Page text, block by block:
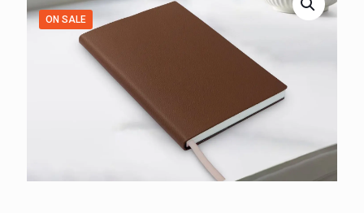
ON SALE